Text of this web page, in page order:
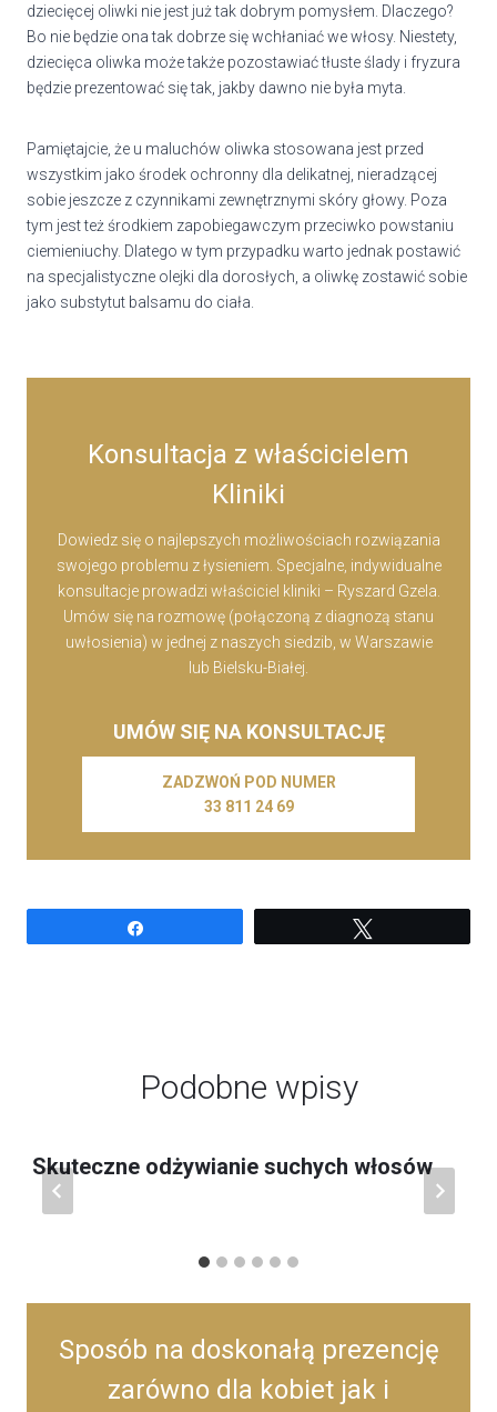
dziecięcej oliwki nie jest już tak dobrym pomysłem. Dlaczego?
Bo nie będzie ona tak dobrze się wchłaniać we włosy. Niestety,
dziecięca oliwka może także pozostawiać tłuste ślady i fryzura
będzie prezentować się tak, jakby dawno nie była myta.
Pamiętajcie, że u maluchów oliwka stosowana jest przed
wszystkim jako środek ochronny dla delikatnej, nieradzącej
sobie jeszcze z czynnikami zewnętrznymi skóry głowy. Poza
tym jest też środkiem zapobiegawczym przeciwko powstaniu
ciemieniuchy. Dlatego w tym przypadku warto jednak postawić
na specjalistyczne olejki dla dorosłych, a oliwkę zostawić sobie
jako substytut balsamu do ciała.
Konsultacja z właścicielem
Kliniki
Dowiedz się o najlepszych możliwościach rozwiązania
swojego problemu z łysieniem. Specjalne, indywidualne
konsultacje prowadzi właściciel kliniki – Ryszard Gzela.
Umów się na rozmowę (połączoną z diagnozą stanu
uwłosienia) w jednej z naszych siedzib, w Warszawie
lub Bielsku-Białej.
UMÓW SIĘ NA KONSULTACJĘ
ZADZWOŃ POD NUMER
33 811 24 69
Podobne wpisy
Skuteczne odżywianie suchych włosów
Sposób na doskonałą prezencję
zarówno dla kobiet jak i